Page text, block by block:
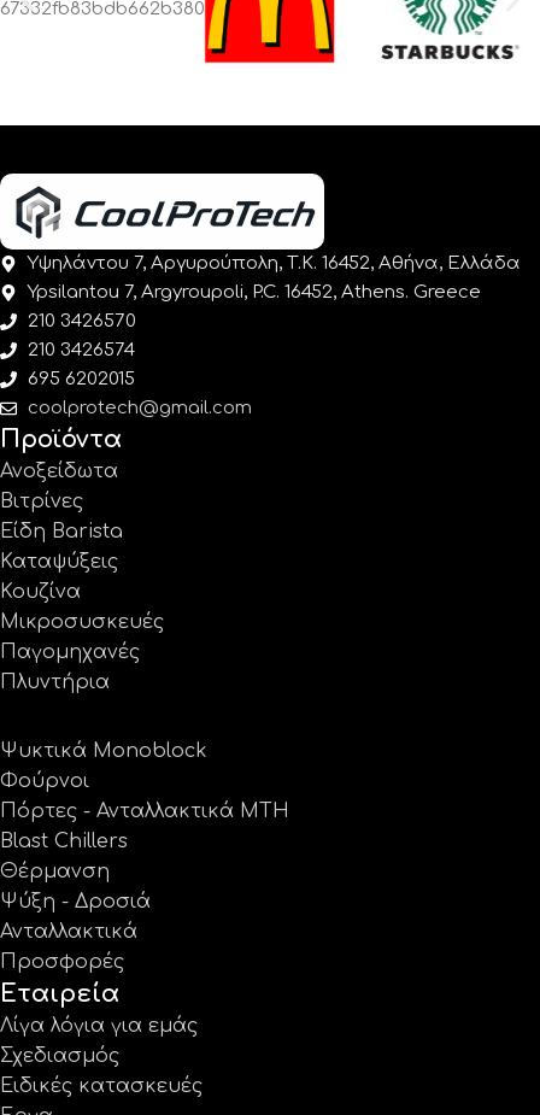
Υψηλάντου 7, Αργυρούπολη, Τ.Κ. 16452, Αθήνα, Ελλάδα
Ypsilantou 7, Argyroupoli, P.C. 16452, Athens. Greece
210 3426570
210 3426574
695 6202015
coolprotech@gmail.com
Προϊόντα
Ανοξείδωτα
Βιτρίνες
Είδη Barista
Καταψύξεις
Κουζίνα
Μικροσυσκευές
Παγομηχανές
Πλυντήρια
Ψυκτικά Monoblock
Φούρνοι
Πόρτες - Ανταλλακτικά MTH
Blast Chillers
Θέρμανση
Ψύξη - Δροσιά
Ανταλλακτικά
Προσφορές
Εταιρεία
Λίγα λόγια για εμάς
Σχεδιασμός
Ειδικές κατασκευές